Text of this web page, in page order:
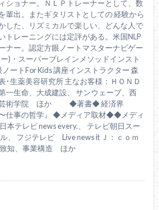
ショナー。ＮＬＰトレーナーとして、数
輩出。またギタリストとしての 経験から
した、リズミカルで楽しい、どんな人で
トレーニングには定評がある。米国NLP
ナー。認定方眼ノートマスターナビゲー
)・スーパーブレインメソッドインスト
ートFor Kids 講座インストラクター 森
･生薬美容研究所 主なお客様：ＨＯＮＤ
一生命、大成建設、 サンウェーブ、西
芸術学院 ほか ◆著書◆ 経済界
〜仕事の哲学』 ◆メディア取材◆◆メディ
本テレビ news every.、 テレビ朝日スー
、 フジテレビ Live news it Ｊ：ｃｏｍ
致知、事業構造 ほか